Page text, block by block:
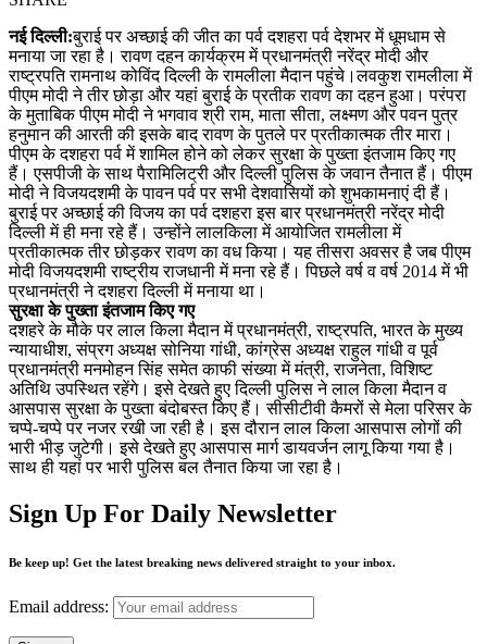
नई दिल्ली:बुराई पर अच्छाई की जीत का पर्व दशहरा पर्व देशभर में धूमधाम से
मनाया जा रहा है। रावण दहन कार्यक्रम में प्रधानमंत्री नरेंद्र मोदी और
राष्ट्रपति रामनाथ कोविंद दिल्ली के रामलीला मैदान पहुंचे।लवकुश रामलीला में
पीएम मोदी ने तीर छोड़ा और यहां बुराई के प्रतीक रावण का दहन हुआ। परंपरा
के मुताबिक पीएम मोदी ने भगवाव श्री राम, माता सीता, लक्ष्मण और पवन पुत्र
हनुमान की आरती की इसके बाद रावण के पुतले पर प्रतीकात्मक तीर मारा।
पीएम के दशहरा पर्व में शामिल होने को लेकर सुरक्षा के पुख्ता इंतजाम किए गए
हैं। एसपीजी के साथ पैरामिलिट्री और दिल्ली पुलिस के जवान तैनात हैं। पीएम
मोदी ने विजयदशमी के पावन पर्व पर सभी देशवासियों को शुभकामनाएं दी हैं।
बुराई पर अच्छाई की विजय का पर्व दशहरा इस बार प्रधानमंत्री नरेंद्र मोदी
दिल्ली में ही मना रहे हैं। उन्होंने लालकिला में आयोजित रामलीला में
प्रतीकात्मक तीर छोड़कर रावण का वध किया। यह तीसरा अवसर है जब पीएम
मोदी विजयदशमी राष्ट्रीय राजधानी में मना रहे हैं। पिछले वर्ष व वर्ष 2014 में भी
प्रधानमंत्री ने दशहरा दिल्ली में मनाया था।
सुरक्षा के पुख्ता इंतजाम किए गए
दशहरे के मौके पर लाल किला मैदान में प्रधानमंत्री, राष्ट्रपति, भारत के मुख्य
न्यायाधीश, संप्रग अध्यक्ष सोनिया गांधी, कांग्रेस अध्यक्ष राहुल गांधी व पूर्व
प्रधानमंत्री मनमोहन सिंह समेत काफी संख्या में मंत्री, राजनेता, विशिष्ट
अतिथि उपस्थित रहेंगे। इसे देखते हुए दिल्ली पुलिस ने लाल किला मैदान व
आसपास सुरक्षा के पुख्ता बंदोबस्त किए हैं। सीसीटीवी कैमरों से मेला परिसर के
चप्पे-चप्पे पर नजर रखी जा रही है। इस दौरान लाल किला आसपास लोगों की
भारी भीड़ जुटेगी। इसे देखते हुए आसपास मार्ग डायवर्जन लागू किया गया है।
साथ ही यहां पर भारी पुलिस बल तैनात किया जा रहा है।
Sign Up For Daily Newsletter
Be keep up! Get the latest breaking news delivered straight to your inbox.
Email address: